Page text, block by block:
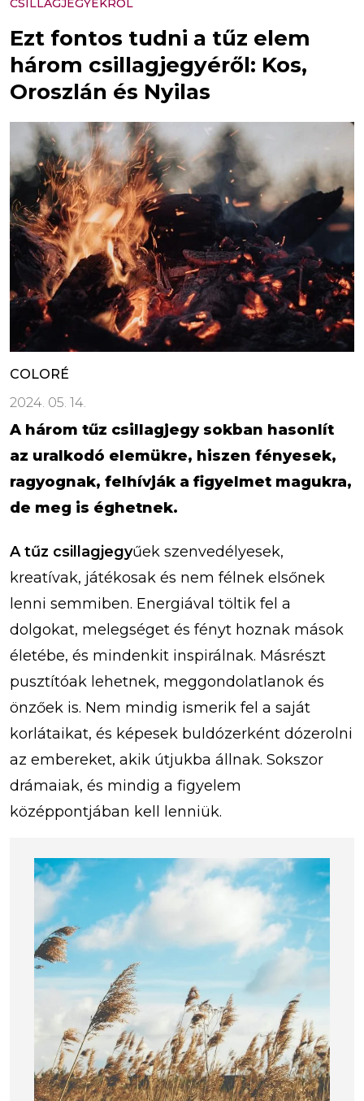
CSILLAGJEGYEKRŐL
Ezt fontos tudni a tűz elem
három csillagjegyéről: Kos,
Oroszlán és Nyilas
COLORÉ
2024. 05. 14.
A három tűz csillagjegy sokban hasonlít
az uralkodó elemükre, hiszen fényesek,
ragyognak, felhívják a figyelmet magukra,
de meg is éghetnek.
A tűz csillagjegyűek szenvedélyesek,
kreatívak, játékosak és nem félnek elsőnek
lenni semmiben. Energiával töltik fel a
dolgokat, melegséget és fényt hoznak mások
életébe, és mindenkit inspirálnak. Másrészt
pusztítóak lehetnek, meggondolatlanok és
önzőek is. Nem mindig ismerik fel a saját
korlátaikat, és képesek buldózerként dózerolni
az embereket, akik útjukba állnak. Sokszor
drámaiak, és mindig a figyelem
középpontjában kell lenniük.